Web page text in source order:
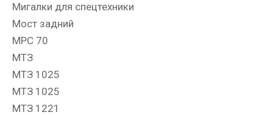
Мигалки для спецтехники
Мост задний
МРС 70
МТЗ
МТЗ 1025
МТЗ 1025
МТЗ 1221